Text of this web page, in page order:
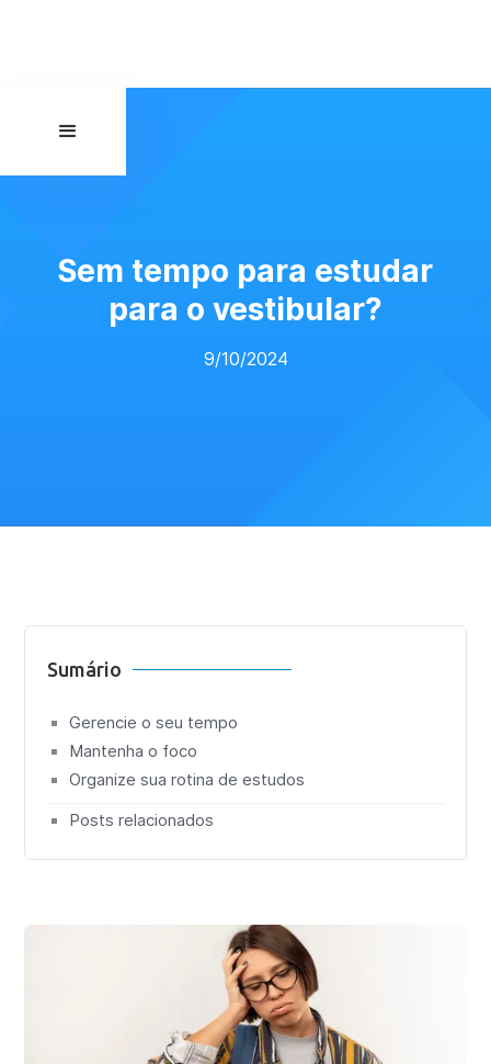
Sem tempo para estudar
para o vestibular?
9/10/2024
Sumário
Gerencie o seu tempo
Mantenha o foco
Organize sua rotina de estudos
Posts relacionados